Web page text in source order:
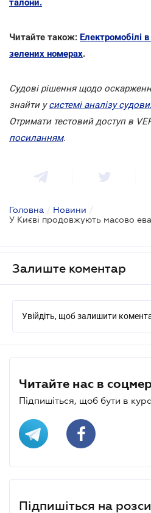
талони.
Читайте також: Електромобілі
зелених номерах.
Cудові рішення щодо
знайти усистемі аналізу
Отримати тестовий доступ в
посиланням.
Головна / Новини /
Залиште коментар
Увійдіть, щоб залишити
Читайте нас в
Підпишіться, щоб бути в
Підпишіться на